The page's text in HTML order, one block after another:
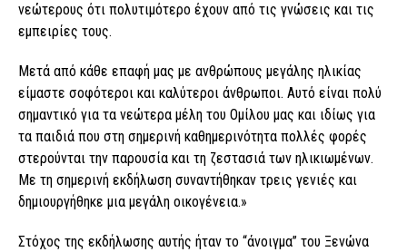
νεώτερους ότι πολυτιμότερο έχουν από τις γνώσεις και τις
εμπειρίες τους.
Μετά από κάθε επαφή μας με ανθρώπους μεγάλης ηλικίας
είμαστε σοφότεροι και καλύτεροι άνθρωποι. Αυτό είναι πολύ
σημαντικό για τα νεώτερα μέλη του Ομίλου μας και ιδίως για
τα παιδιά που στη σημερινή καθημερινότητα πολλές φορές
στερούνται την παρουσία και τη ζεστασιά των ηλικιωμένων.
Με τη σημερινή εκδήλωση συναντήθηκαν τρεις γενιές και
δημιουργήθηκε μια μεγάλη οικογένεια.»
Στόχος της εκδήλωσης αυτής ήταν το “άνοιγμα” του Ξενώνα